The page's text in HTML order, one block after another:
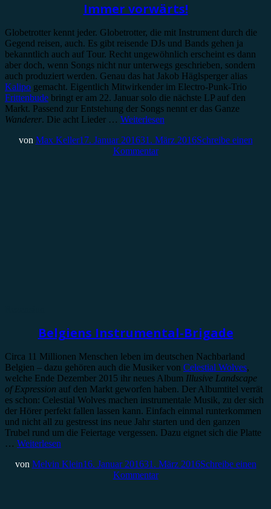
Immer vorwärts!
Globetrotter kennt jeder. Globetrotter, die mit Instrument durch die
Gegend reisen, auch. Es gibt reisende DJs und Bands gehen ja
bekanntlich auch auf Tour. Recht ungewöhnlich erscheint es dann
aber doch, wenn Songs nicht nur unterwegs geschrieben, sondern
auch produziert werden. Genau das hat Jakob Häglsperger alias
Kalipo gemacht. Eigentlich Mitwirkender im Electro-Punk-Trio
Frittenbude bringt er am 22. Januar solo die nächste LP auf den
Markt. Passend zur Entstehung der Songs nennt er das Ganze
Wanderer. Die acht Lieder … Weiterlesen
von Max Keller17. Januar 201631. März 2016Schreibe einen
Kommentar
Belgiens Instrumental-Brigade
Circa 11 Millionen Menschen leben im deutschen Nachbarland
Belgien – dazu gehören auch die Musiker von Celestial Wolves,
welche Ende Dezember 2015 ihr neues Album Illusive Landscape
of Expression auf den Markt geworfen haben. Der Albumtitel verrät
es schon: Celestial Wolves machen instrumentale Musik, zu der sich
der Hörer perfekt fallen lassen kann. Einfach einmal runterkommen
und nicht all zu gestresst ins neue Jahr starten und den ganzen
Trubel rund um die Feiertage vergessen. Dazu eignet sich die Platte
… Weiterlesen
von Melvin Klein16. Januar 201631. März 2016Schreibe einen
Kommentar